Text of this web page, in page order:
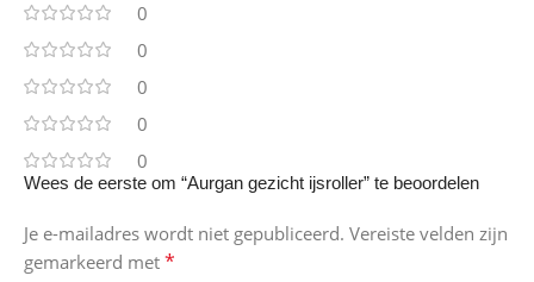
0
0
0
0
0
Wees de eerste om “Aurgan gezicht ijsroller” te beoordelen
Je e-mailadres wordt niet gepubliceerd. Vereiste velden zijn
gemarkeerd met *